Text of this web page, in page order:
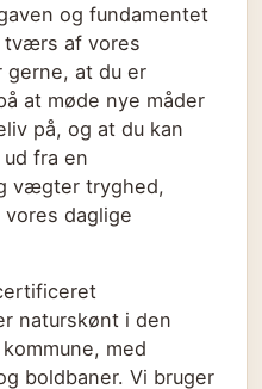
og fundamentet
tværs af vores
gerne, at du er
at møde nye måder
på, og at du kan
fra en
vægter tryghed,
daglige
naturskønt i den
med
boldbaner. Vi bruger